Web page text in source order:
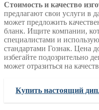
Стоимость и качество
предлагают свои услуги в
может предложить
бланк. Ищите компании,
специалистами и
стандартами Гознак. Цена
избегайте подозрительно
может отразиться на
Купить настоящий